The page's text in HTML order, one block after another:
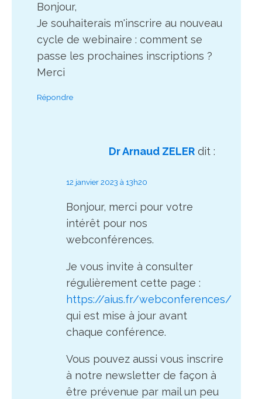
Bonjour,
Je souhaiterais m'inscrire au nouveau
cycle de webinaire : comment se
passe les prochaines inscriptions ?
Merci
Répondre
Dr Arnaud ZELER dit :
12 janvier 2023 à 13h20
Bonjour, merci pour votre
intérêt pour nos
webconférences.
Je vous invite à consulter
régulièrement cette page :
https://aius.fr/webconferences/
qui est mise à jour avant
chaque conférence.
Vous pouvez aussi vous inscrire
à notre newsletter de façon à
être prévenue par mail un peu